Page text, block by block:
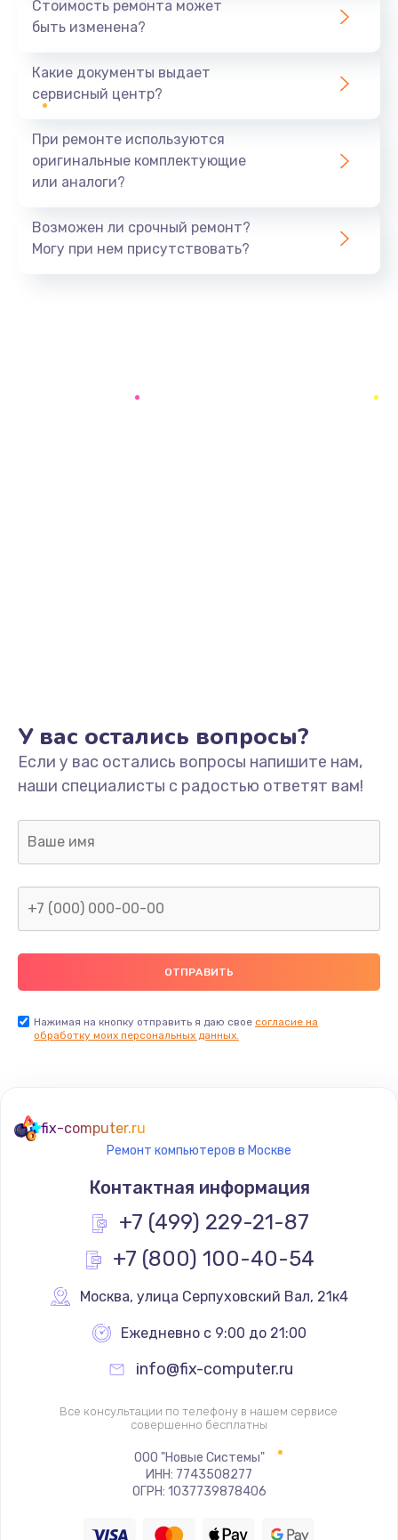
Ремонт южного моста
Замена батарейки BIOS
Заказать
Замена/Pемонт карбюратора
1300 руб.
Заказать
Ремонт капиллярной трубки
400 руб.
Заказать
Замена термостата
1200 руб.
Заказать
Замена реле
Замена термопредохранителя
Заказать
Замена ТЭНа
2500 руб.
Стоимость ремонта может
быть изменена?
Какие документы выдает
сервисный центр?
При ремонте используются
оригинальные комплектующие
или аналоги?
Возможен ли срочный ремонт?
Могу при нем присутствовать?
У вас остались вопросы?
Если у вас остались вопросы напишите нам,
наши специалисты с радостью ответят вам!
Нажимая на кнопку отправить я даю свое согласие на
обработку моих персональных данных.
fix-computer.ru
Ремонт компьютеров в Москве
Контактная информация
+7 (499) 229-21-87
+7 (800) 100-40-54
Москва, улица Серпуховский Вал, 21к4
Ежедневно с 9:00 до 21:00
info@fix-computer.ru
Все консультации по телефону в нашем сервисе
совершенно бесплатны
ООО "Новые Системы"
ИНН: 7743508277
ОГРН: 1037739878406